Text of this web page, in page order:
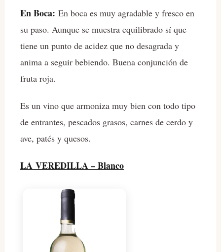
En Boca: En boca es muy agradable y fresco en
su paso. Aunque se muestra equilibrado sí que
tiene un punto de acidez que no desagrada y
anima a seguir bebiendo. Buena conjunción de
fruta roja.
Es un vino que armoniza muy bien con todo tipo
de entrantes, pescados grasos, carnes de cerdo y
ave, patés y quesos.
LA VEREDILLA – Blanco